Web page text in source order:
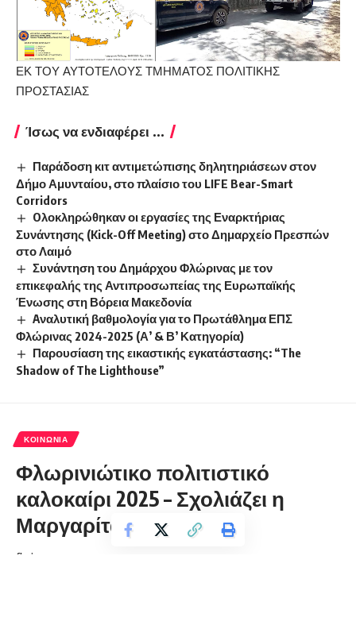
ΕΚ ΤΟΥ ΑΥΤΟΤΕΛΟΥΣ ΤΜΗΜΑΤΟΣ ΠΟΛΙΤΙΚΗΣ
ΠΡΟΣΤΑΣΙΑΣ
Ίσως να ενδιαφέρει ...
Παράδοση κιτ αντιμετώπισης δηλητηριάσεων στον
Δήμο Αμυνταίου, στο πλαίσιο του LIFE Bear-Smart
Corridors
Oλοκληρώθηκαν οι εργασίες της Εναρκτήριας
Συνάντησης (Kick-Off Meeting) στο Δημαρχείο Πρεσπών
στο Λαιμό
Συνάντηση του Δημάρχου Φλώρινας με τον
επικεφαλής της Αντιπροσωπείας της Ευρωπαϊκής
Ένωσης στη Βόρεια Μακεδονία
Aναλυτική βαθμολογία για το Πρωτάθλημα ΕΠΣ
Φλώρινας 2024-2025 (Α’ & Β’ Κατηγορία)
Παρουσίαση της εικαστικής εγκατάστασης: “The
Shadow of The Lighthouse”
ΚΟΙΝΩΝΊΑ
Φλωρινιώτικο πολιτιστικό
καλοκαίρι 2025 – Σχολιάζει η
Μαργαρίτα Ρώμπαπα
florinapress.gr